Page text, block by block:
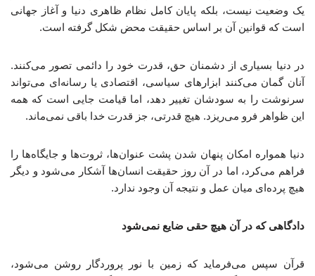
یک وضعیت نیست، بلکه پایان کامل نظام ظاهری دنیا و آغاز جهانی
است که قوانین آن بر اساس حقیقت محض شکل گرفته است.
در دنیا بسیاری از دشمنان حق، قدرت خود را دائمی تصور می‌کنند.
آنان گمان می‌کنند ابزارهای سیاسی، اقتصادی یا رسانه‌ای می‌تواند
سرنوشت را به سودشان تغییر دهد، اما قیامت جایی است که همه
این ظواهر فرو می‌ریزد. هیچ قدرتی، جز قدرت خدا باقی نمی‌ماند.
دنیا همواره امکان پنهان شدن پشت عنوان‌ها، ثروت‌ها و جایگاه‌ها را
فراهم می‌کرد، اما در آن روز حقیقت انسان‌ها آشکار می‌شود و دیگر
هیچ پرده‌ای میان عمل و نتیجه آن وجود ندارد.
دادگاهی که در آن هیچ حقی ضایع نمی‌شود
قرآن سپس می‌فرماید که زمین با نور پروردگار روشن می‌شود،